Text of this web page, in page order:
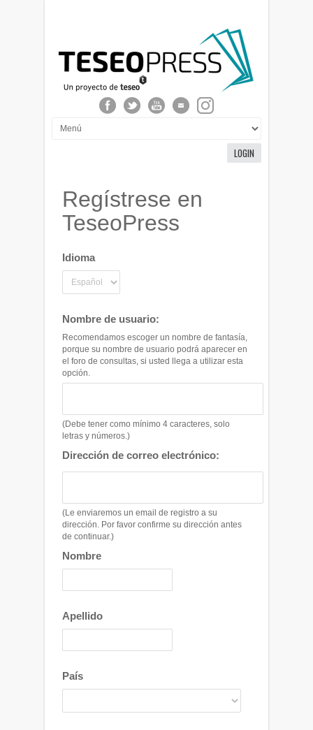
LOGIN
Regístrese en
TeseoPress
Idioma
Nombre de usuario:
Recomendamos escoger un nombre de fantasía,
porque su nombre de usuario podrá aparecer en
el foro de consultas, si usted llega a utilizar esta
opción.
(Debe tener como mínimo 4 caracteres, solo
letras y números.)
Dirección de correo electrónico:
(Le enviaremos un email de registro a su
dirección. Por favor confirme su dirección antes
de continuar.)
Nombre
Apellido
País